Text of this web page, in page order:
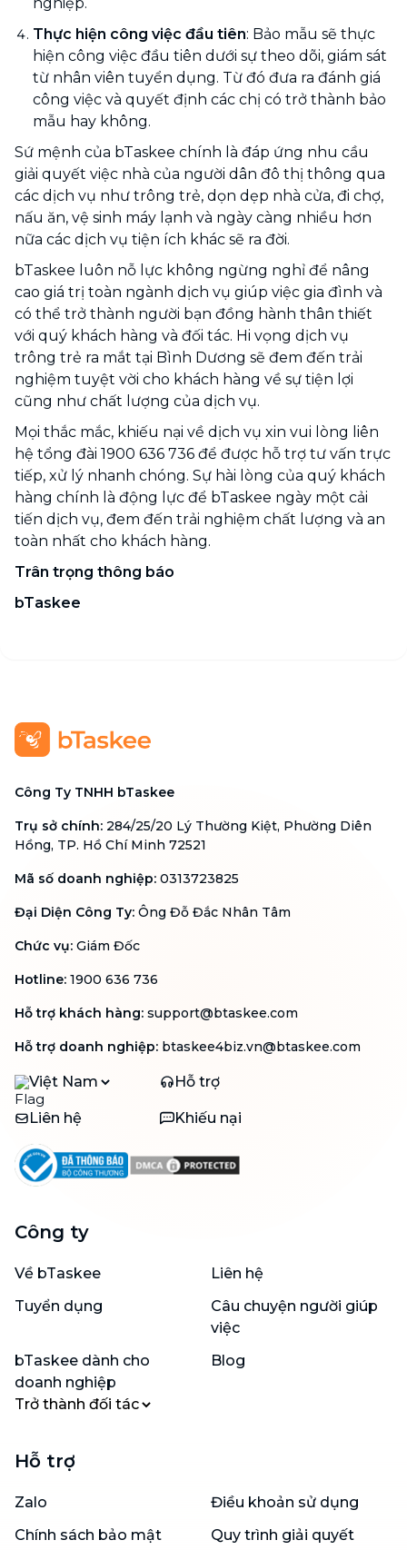
Thực hiện công việc đầu tiên: Bảo mẫu sẽ thực
hiện công việc đầu tiên dưới sự theo dõi, giám sát
từ nhân viên tuyển dụng. Từ đó đưa ra đánh giá
công việc và quyết định các chị có trở thành bảo
mẫu hay không.
Sứ mệnh của bTaskee chính là đáp ứng nhu cầu
giải quyết việc nhà của người dân đô thị thông qua
các dịch vụ như trông trẻ, dọn dẹp nhà cửa, đi chợ,
nấu ăn, vệ sinh máy lạnh và ngày càng nhiều hơn
nữa các dịch vụ tiện ích khác sẽ ra đời.
bTaskee luôn nỗ lực không ngừng nghỉ để nâng
cao giá trị toàn ngành dịch vụ giúp việc gia đình và
có thể trở thành người bạn đồng hành thân thiết
với quý khách hàng và đối tác. Hi vọng dịch vụ
trông trẻ ra mắt tại Bình Dương sẽ đem đến trải
nghiệm tuyệt vời cho khách hàng về sự tiện lợi
cũng như chất lượng của dịch vụ.
Mọi thắc mắc, khiếu nại về dịch vụ xin vui lòng liên
hệ tổng đài 1900 636 736 để được hỗ trợ tư vấn trực
tiếp, xử lý nhanh chóng. Sự hài lòng của quý khách
hàng chính là động lực để bTaskee ngày một cải
tiến dịch vụ, đem đến trải nghiệm chất lượng và an
toàn nhất cho khách hàng.
Trân trọng thông báo
bTaskee
Công Ty TNHH bTaskee
Trụ sở chính: 284/25/20 Lý Thường Kiệt, Phường Diên
Hồng, TP. Hồ Chí Minh 72521
Mã số doanh nghiệp: 0313723825
Đại Diện Công Ty: Ông Đỗ Đắc Nhân Tâm
Chức vụ: Giám Đốc
Hotline: 1900 636 736
Hỗ trợ khách hàng: support@btaskee.com
Hỗ trợ doanh nghiệp: btaskee4biz.vn@btaskee.com
Việt Nam Hỗ trợ
Liên hệ Khiếu nại
Công ty
Về bTaskee
Liên hệ
Tuyển dụng
Câu chuyện người giúp
việc
bTaskee dành cho
doanh nghiệp
Blog
Trở thành đối tác
Hỗ trợ
Zalo
Điều khoản sử dụng
Chính sách bảo mật
Quy trình giải quyết